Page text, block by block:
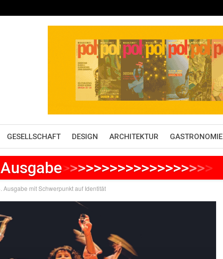
GESELLSCHAFT DESIGN ARCHITEKTUR GASTRONOMIE
>>>>>>>>>>>>>>>>>>>
Ausgabe mit Schwerpunkt auf Identität